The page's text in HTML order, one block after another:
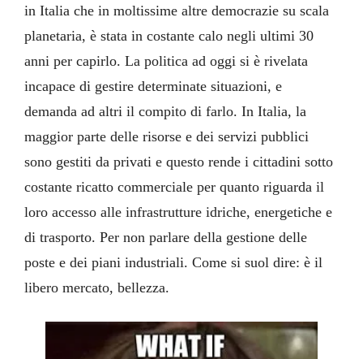
in Italia che in moltissime altre democrazie su scala
planetaria, è stata in costante calo negli ultimi 30
anni per capirlo. La politica ad oggi si è rivelata
incapace di gestire determinate situazioni, e
demanda ad altri il compito di farlo. In Italia, la
maggior parte delle risorse e dei servizi pubblici
sono gestiti da privati e questo rende i cittadini sotto
costante ricatto commerciale per quanto riguarda il
loro accesso alle infrastrutture idriche, energetiche e
di trasporto. Per non parlare della gestione delle
poste e dei piani industriali. Come si suol dire: è il
libero mercato, bellezza.